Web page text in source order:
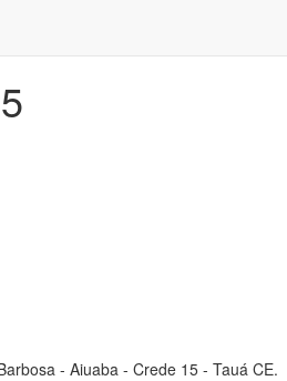
- Aiuaba - Crede 15 - Tauá CE.